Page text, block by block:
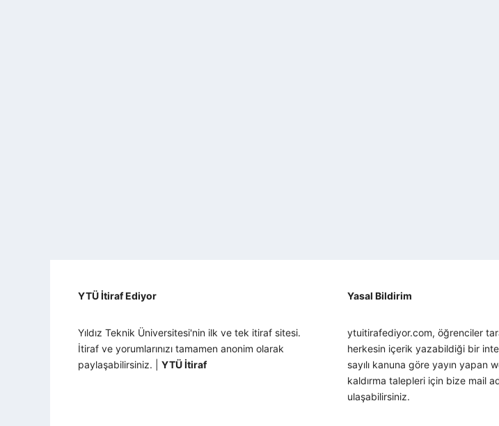
YTÜ İtiraf Ediyor
Yıldız Teknik Üniversitesi'nin ilk ve tek itiraf sitesi.
İtiraf ve yorumlarınızı tamamen anonim olarak
paylaşabilirsiniz. | YTÜ İtiraf
Yasal Bildirim
ytuitirafediyor.com, öğrenciler
herkesin içerik yazabildiği bir
sayılı kanuna göre yayın yapan
kaldırma talepleri için bize mail
ulaşabilirsiniz.